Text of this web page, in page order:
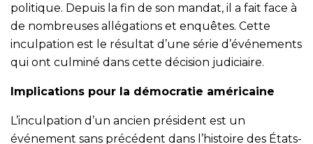
politique. Depuis la fin de son mandat, il a fait face à
de nombreuses allégations et enquêtes. Cette
inculpation est le résultat d’une série d’événements
qui ont culminé dans cette décision judiciaire.
Implications pour la démocratie américaine
L’inculpation d’un ancien président est un
événement sans précédent dans l’histoire des États-